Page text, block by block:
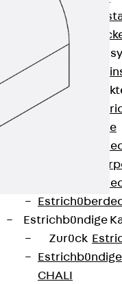
Kanalsysteme
Estrichbündige
Zurück
CHALI